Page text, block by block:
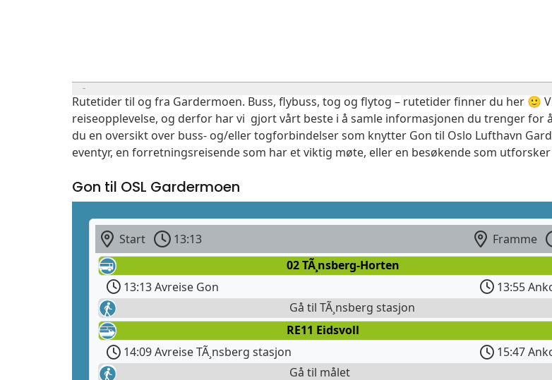
Rutetider til og fra Gardermoen. Buss, flybuss, tog og flytog – rutetider finner du her
reiseopplevelse, og derfor har vi gjort vårt beste i å samle informasjonen du trenger for
du en oversikt over buss- og/eller togforbindelser som knytter Gon til Oslo Lufthavn
eventyr, en forretningsreisende som har et viktig møte, eller en besøkende som
Gon til OSL Gardermoen
Start 13:13 Framme
02 TÃ¸nsberg-Horten
13:13 Avreise Gon
13:55
Gå til TÃ¸nsberg stasjon
RE11 Eidsvoll
14:09 Avreise TÃ¸nsberg stasjon
15:47
Gå til målet